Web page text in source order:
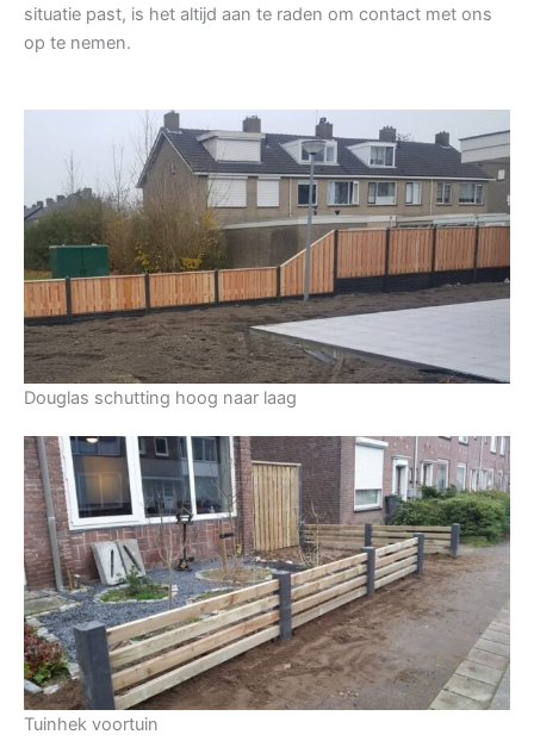
situatie past, is het altijd aan te raden om contact met ons
op te nemen.
Douglas schutting hoog naar laag
Tuinhek voortuin